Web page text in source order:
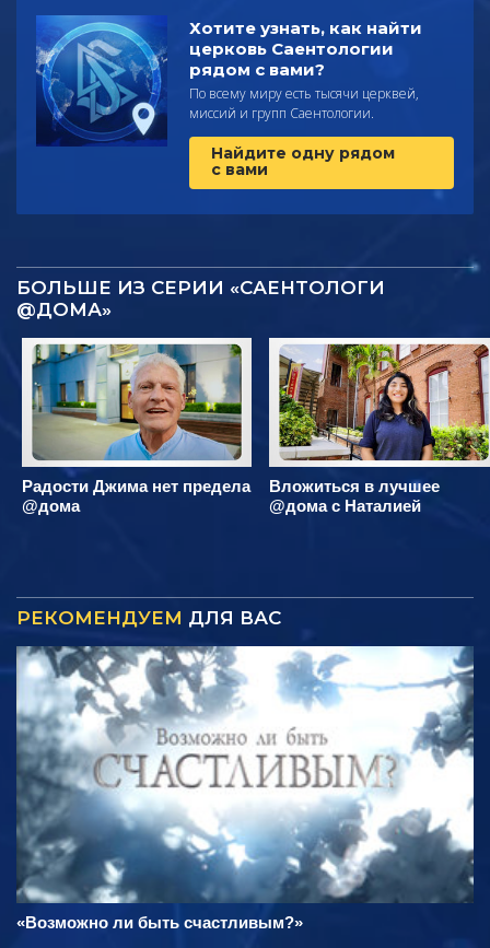
Хотите узнать, как найти
церковь Саентологии
рядом с вами?
По всему миру есть тысячи церквей,
миссий и групп Саентологии.
Найдите одну рядом
с вами
БОЛЬШЕ ИЗ СЕРИИ «САЕНТОЛОГИ
@ДОМА»
Радости Джима нет предела
@дома
Вложиться в лучшее
@дома с Наталией
РЕКОМЕНДУЕМ ДЛЯ ВАС
«Возможно ли быть счастливым?»